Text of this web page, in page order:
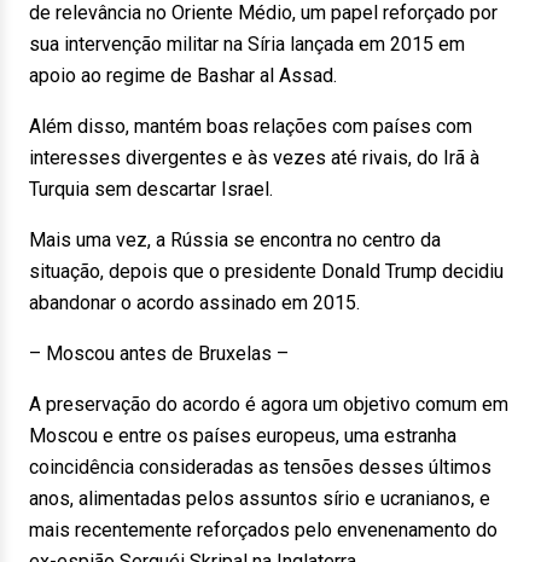
de relevância no Oriente Médio, um papel reforçado por
sua intervenção militar na Síria lançada em 2015 em
apoio ao regime de Bashar al Assad.
Além disso, mantém boas relações com países com
interesses divergentes e às vezes até rivais, do Irã à
Turquia sem descartar Israel.
Mais uma vez, a Rússia se encontra no centro da
situação, depois que o presidente Donald Trump decidiu
abandonar o acordo assinado em 2015.
– Moscou antes de Bruxelas –
A preservação do acordo é agora um objetivo comum em
Moscou e entre os países europeus, uma estranha
coincidência consideradas as tensões desses últimos
anos, alimentadas pelos assuntos sírio e ucranianos, e
mais recentemente reforçados pelo envenenamento do